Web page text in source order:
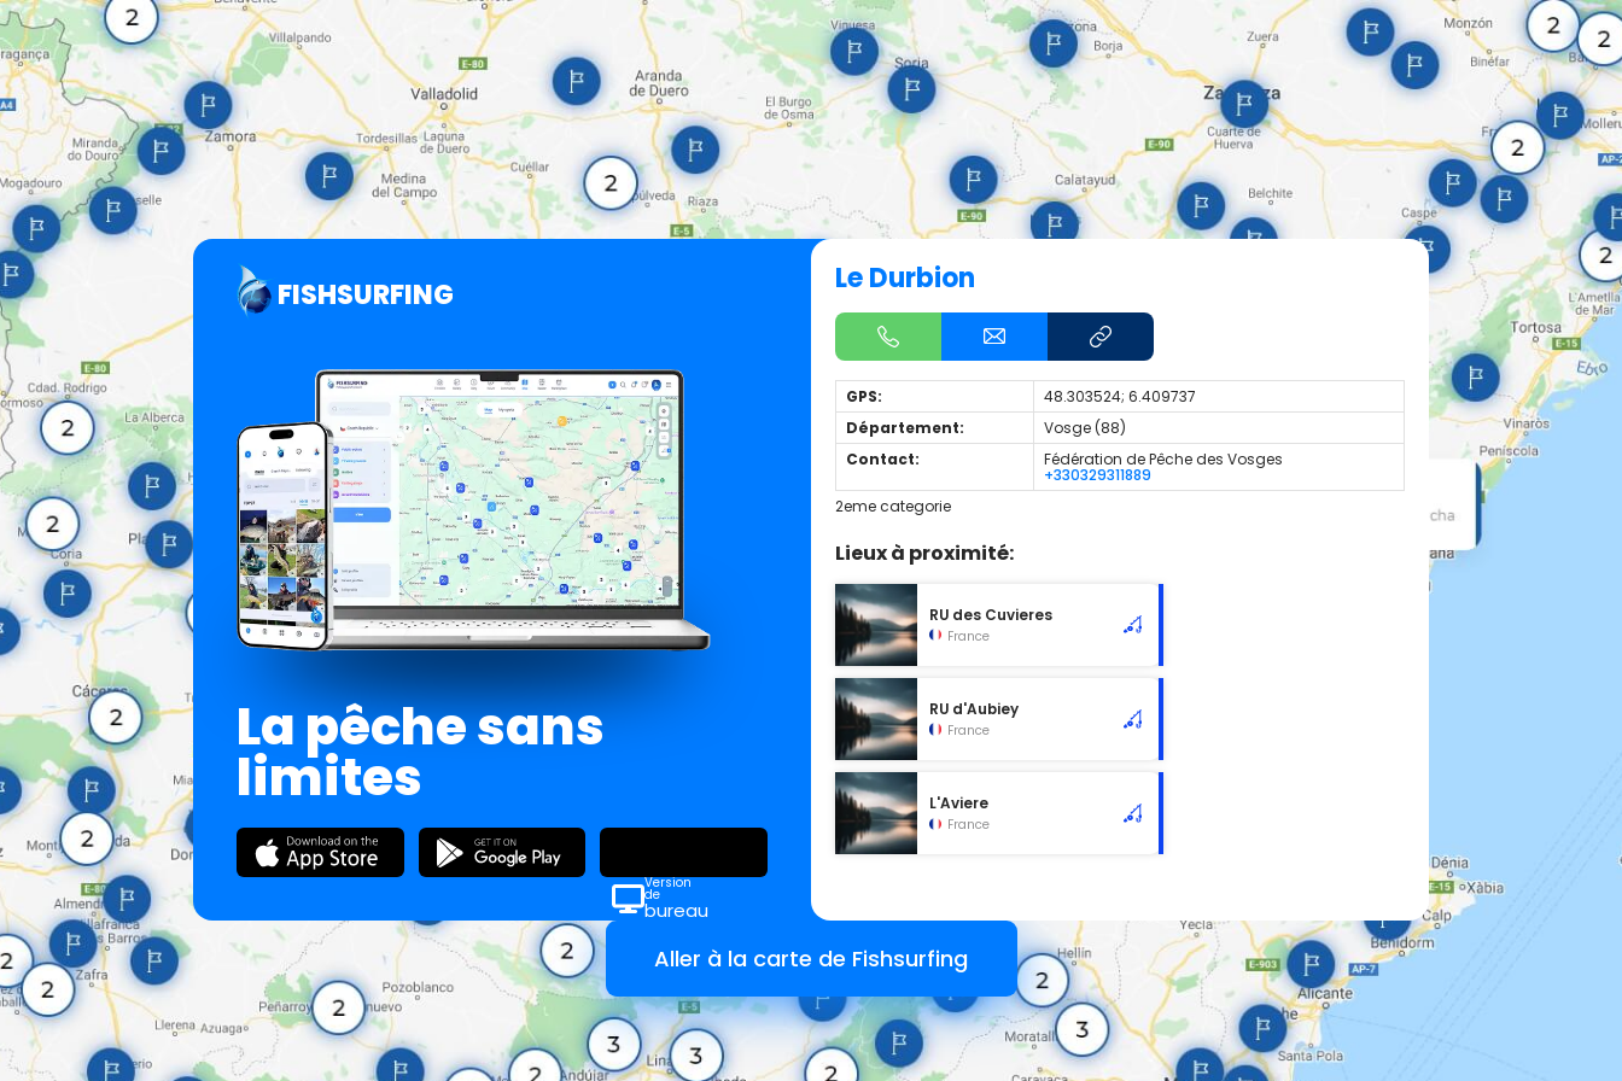
FISHSURFING
La pêche sans
limites
Version
de
bureau
Le Durbion
GPS:
48.303524; 6.409737
Département:
Vosge (88)
Contact:
Fédération de Pêche des Vosges
+330329311889
2eme categorie
Lieux à proximité:
RU des Cuvieres
France
RU d'Aubiey
France
L'Aviere
France
Aller à la carte de Fishsurfing